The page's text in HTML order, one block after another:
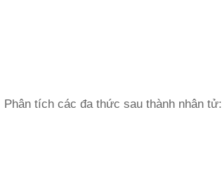
Phân tích các đa thức sau thành nhân tử: